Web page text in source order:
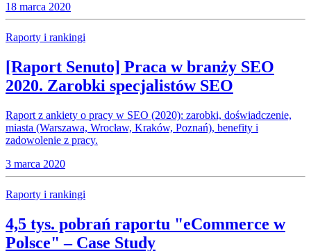
18 marca 2020
Raporty i rankingi
[Raport Senuto] Praca w branży SEO
2020. Zarobki specjalistów SEO
Raport z ankiety o pracy w SEO (2020): zarobki, doświadczenie,
miasta (Warszawa, Wrocław, Kraków, Poznań), benefity i
zadowolenie z pracy.
3 marca 2020
Raporty i rankingi
4,5 tys. pobrań raportu "eCommerce w
Polsce" – Case Study